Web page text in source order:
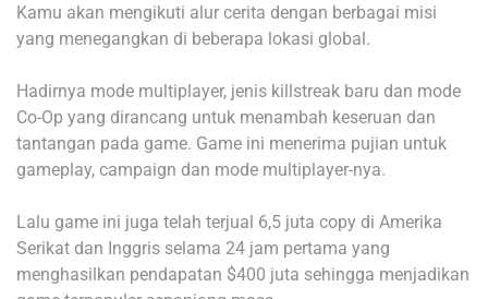
Kamu akan mengikuti alur cerita dengan berbagai misi
yang menegangkan di beberapa lokasi global.
Hadirnya mode multiplayer, jenis killstreak baru dan mode
Co-Op yang dirancang untuk menambah keseruan dan
tantangan pada game. Game ini menerima pujian untuk
gameplay, campaign dan mode multiplayer-nya.
Lalu game ini juga telah terjual 6,5 juta copy di Amerika
Serikat dan Inggris selama 24 jam pertama yang
menghasilkan pendapatan $400 juta sehingga menjadikan